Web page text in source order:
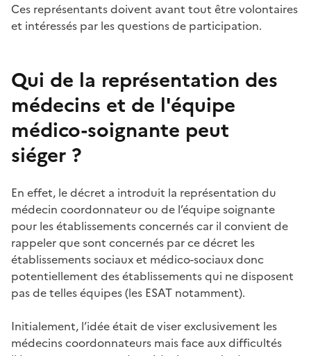
Ces représentants doivent avant tout être volontaires
et intéressés par les questions de participation.
Qui de la représentation des
médecins et de l'équipe
médico-soignante peut
siéger ?
En effet, le décret a introduit la représentation du
médecin coordonnateur ou de l’équipe soignante
pour les établissements concernés car il convient de
rappeler que sont concernés par ce décret les
établissements sociaux et médico-sociaux donc
potentiellement des établissements qui ne disposent
pas de telles équipes (les ESAT notamment).
Initialement, l’idée était de viser exclusivement les
médecins coordonnateurs mais face aux difficultés